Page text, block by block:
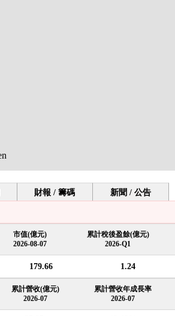
財報 / 籌碼 新聞 / 公告
市值(億元)
2026-08-07
累計稅後盈餘(億元)
2026-Q1
179.66 1.24
累計營收(億元)
2026-07
累計營收年成長率
2026-07